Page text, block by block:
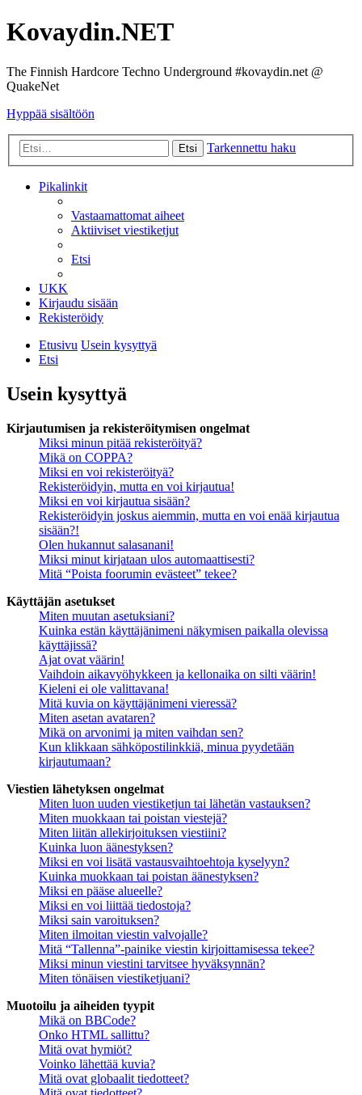
Kovaydin.NET
The Finnish Hardcore Techno Underground #kovaydin.net @
QuakeNet
Hyppää sisältöön
Etsi Tarkennettu haku
Pikalinkit
Vastaamattomat aiheet
Aktiiviset viestiketjut
Etsi
UKK
Kirjaudu sisään
Rekisteröidy
Etusivu Usein kysyttyä
Etsi
Usein kysyttyä
Kirjautumisen ja rekisteröitymisen ongelmat
Miksi minun pitää rekisteröityä?
Mikä on COPPA?
Miksi en voi rekisteröityä?
Rekisteröidyin, mutta en voi kirjautua!
Miksi en voi kirjautua sisään?
Rekisteröidyin joskus aiemmin, mutta en voi enää kirjautua
sisään?!
Olen hukannut salasanani!
Miksi minut kirjataan ulos automaattisesti?
Mitä “Poista foorumin evästeet” tekee?
Käyttäjän asetukset
Miten muutan asetuksiani?
Kuinka estän käyttäjänimeni näkymisen paikalla olevissa
käyttäjissä?
Ajat ovat väärin!
Vaihdoin aikavyöhykkeen ja kellonaika on silti väärin!
Kieleni ei ole valittavana!
Mitä kuvia on käyttäjänimeni vieressä?
Miten asetan avataren?
Mikä on arvonimi ja miten vaihdan sen?
Kun klikkaan sähköpostilinkkiä, minua pyydetään
kirjautumaan?
Viestien lähetyksen ongelmat
Miten luon uuden viestiketjun tai lähetän vastauksen?
Miten muokkaan tai poistan viestejä?
Miten liitän allekirjoituksen viestiini?
Kuinka luon äänestyksen?
Miksi en voi lisätä vastausvaihtoehtoja kyselyyn?
Kuinka muokkaan tai poistan äänestyksen?
Miksi en pääse alueelle?
Miksi en voi liittää tiedostoja?
Miksi sain varoituksen?
Miten ilmoitan viestin valvojalle?
Mitä “Tallenna”-painike viestin kirjoittamisessa tekee?
Miksi minun viestini tarvitsee hyväksynnän?
Miten tönäisen viestiketjuani?
Muotoilu ja aiheiden tyypit
Mikä on BBCode?
Onko HTML sallittu?
Mitä ovat hymiöt?
Voinko lähettää kuvia?
Mitä ovat globaalit tiedotteet?